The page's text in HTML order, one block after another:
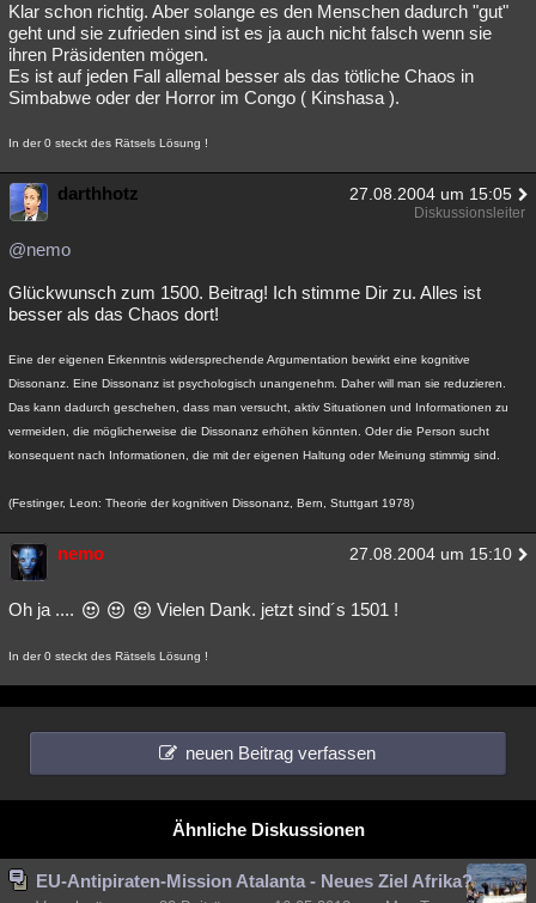
Klar schon richtig. Aber solange es den Menschen dadurch "gut"
geht und sie zufrieden sind ist es ja auch nicht falsch wenn sie
ihren Präsidenten mögen.
Es ist auf jeden Fall allemal besser als das tötliche Chaos in
Simbabwe oder der Horror im Congo ( Kinshasa ).
In der 0 steckt des Rätsels Lösung !
darthhotz 27.08.2004 um 15:05
Diskussionsleiter
@nemo
Glückwunsch zum 1500. Beitrag! Ich stimme Dir zu. Alles ist
besser als das Chaos dort!
Eine der eigenen Erkenntnis widersprechende Argumentation bewirkt eine kognitive
Dissonanz. Eine Dissonanz ist psychologisch unangenehm. Daher will man sie reduzieren.
Das kann dadurch geschehen, dass man versucht, aktiv Situationen und Informationen zu
vermeiden, die möglicherweise die Dissonanz erhöhen könnten. Oder die Person sucht
konsequent nach Informationen, die mit der eigenen Haltung oder Meinung stimmig sind.
(Festinger, Leon: Theorie der kognitiven Dissonanz, Bern, Stuttgart 1978)
nemo 27.08.2004 um 15:10
Oh ja .... Vielen Dank. jetzt sind´s 1501 !
In der 0 steckt des Rätsels Lösung !
neuen Beitrag verfassen
Ähnliche Diskussionen
EU-Antipiraten-Mission Atalanta - Neues Ziel Afrika?